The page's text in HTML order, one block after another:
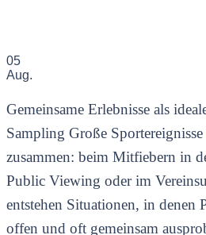
05
Aug.
Gemeinsame Erlebnisse als
Sampling Große
zusammen: beim Mitfiebern in
Public Viewing oder im
entstehen Situationen, in denen
offen und oft gemeinsam